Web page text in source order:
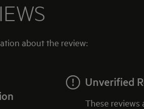
about the review:
Unverified
These reviews